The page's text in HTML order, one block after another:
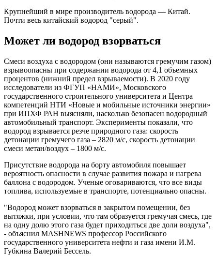
Крупнейший в мире производитель водорода — Китай.
Почти весь китайский водород "серый".
Может ли водород взорваться
Смеси воздуха с водородом (они называются гремучим газом)
взрывоопасны при содержании водорода от 4,1 объемных
процентов (нижний предел взрываемости). В 2020 году
исследователи из ФГУП «НАМИ», Московского
государственного строительного университета и Центра
компетенций НТИ «Новые и мобильные источники энергии»
при ИПХФ РАН выясняли, насколько безопасен водородный
автомобильный транспорт. Эксперименты показали, что
водород взрывается резче природного газа: скорость
детонации гремучего газа – 2820 м/с, скорость детонации
смеси метан/воздух – 1800 м/с.
Присутствие водорода на борту автомобиля повышает
вероятность опасности в случае развития пожара и нагрева
баллона с водородом. Ученые оговариваются, что все виды
топлива, используемые в транспорте, потенциально опасны.
"Водород может взорваться в закрытом помещении, без
вытяжки, при условии, что там образуется гремучая смесь, где
на одну долю этого газа будет приходиться две доли воздуха",
- объяснил MASHNEWS профессор Российского
государственного университета нефти и газа имени И.М.
Губкина Валерий Бессель.